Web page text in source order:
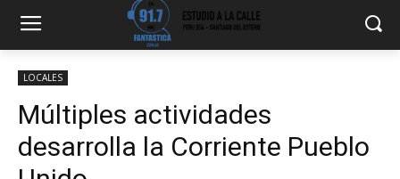
LOCALES
Múltiples actividades
desarrolla la Corriente Pueblo